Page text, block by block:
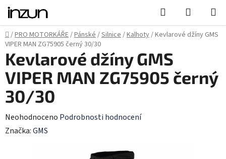
Přejít
obsah
Hledat
KOŠÍK
Domů
/PRO MOTORKÁŘE/Pánské/Silnice/Kalhoty/Kevlarové džíny GMS
VIPER MAN ZG75905 černý 30/30
Kevlarové džíny GMS
VIPER MAN ZG75905 černý
30/30
Průměrné
hodnocení
Neohodnoceno Podrobnosti hodnocení
Značka:GMS